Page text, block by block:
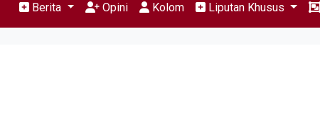
Berita Opini Kolom Liputan Khusus